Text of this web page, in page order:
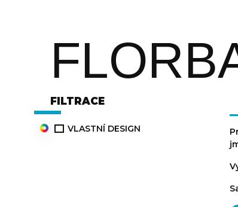
FILTRACE
VLASTNÍ DESIGN